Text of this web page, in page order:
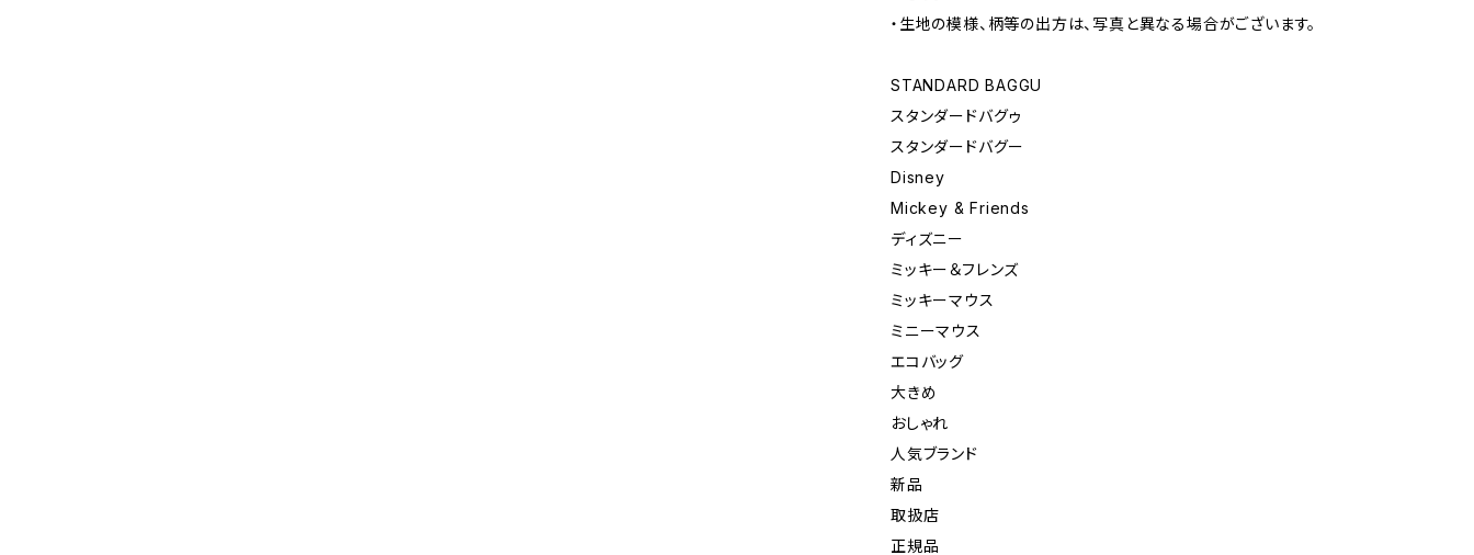
・生地の模様、柄等の出方は、写真と異なる場合がございます。
STANDARD BAGGU
スタンダードバグゥ
スタンダードバグー
Disney
Mickey & Friends
ディズニー
ミッキー＆フレンズ
ミッキーマウス
ミニーマウス
エコバッグ
大きめ
おしゃれ
人気ブランド
新品
取扱店
正規品